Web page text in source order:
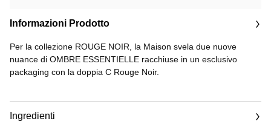
Informazioni Prodotto
Per la collezione ROUGE NOIR, la Maison svela due nuove
nuance di OMBRE ESSENTIELLE racchiuse in un esclusivo
packaging con la doppia C Rouge Noir.
con una linea grafica di eyeliner o accentuare le sopracciglia con
un tocco di colore deciso: con OMBRE ESSENTIELLE, CHANEL
Ingredienti